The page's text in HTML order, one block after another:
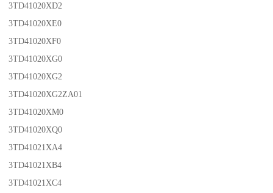
3TD41020XD2
3TD41020XE0
3TD41020XF0
3TD41020XG0
3TD41020XG2
3TD41020XG2ZA01
3TD41020XM0
3TD41020XQ0
3TD41021XA4
3TD41021XB4
3TD41021XC4